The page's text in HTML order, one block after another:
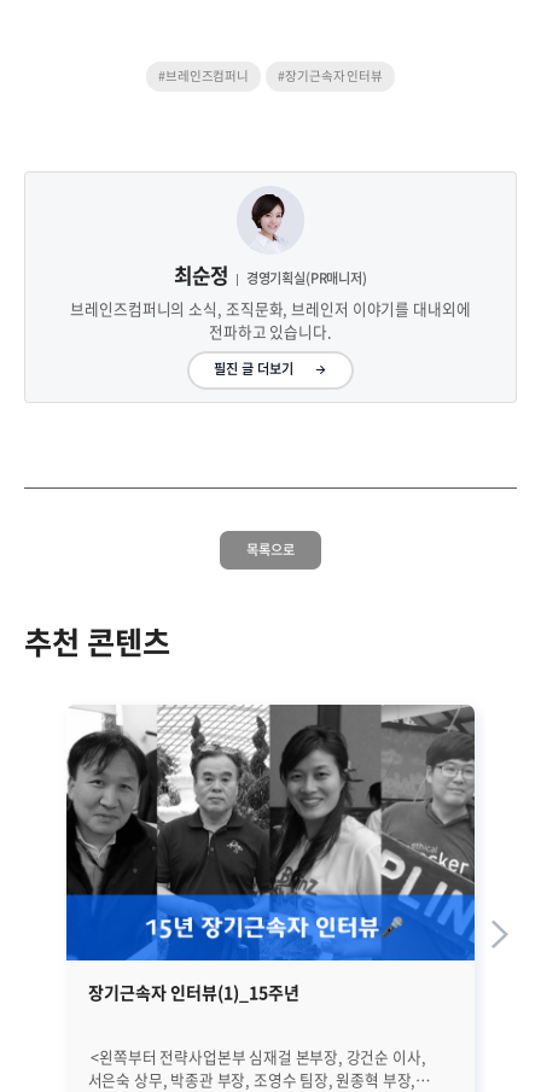
#브레인즈컴퍼니 #장기근속자 인터뷰
최순정 경영기획실(PR매니저)
브레인즈컴퍼니의 소식, 조직문화, 브레인저 이야기를 대내외에
전파하고 있습니다.
필진 글 더보기
목록으로
추천 콘텐츠
장기근속자 인터뷰(1)_15주년
<왼쪽부터 전략사업본부 심재걸 본부장, 강건순 이사,
서은숙 상무, 박종관 부장, 조영수 팀장, 원종혁 부장,